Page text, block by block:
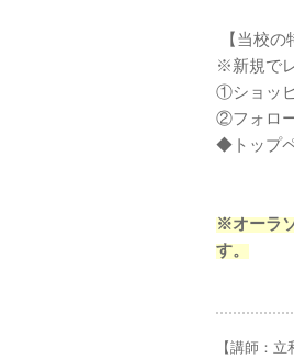
【当校の
※新規で
①ショッ
②フォロ
◆トップ
※オーラ
す。
【講師：